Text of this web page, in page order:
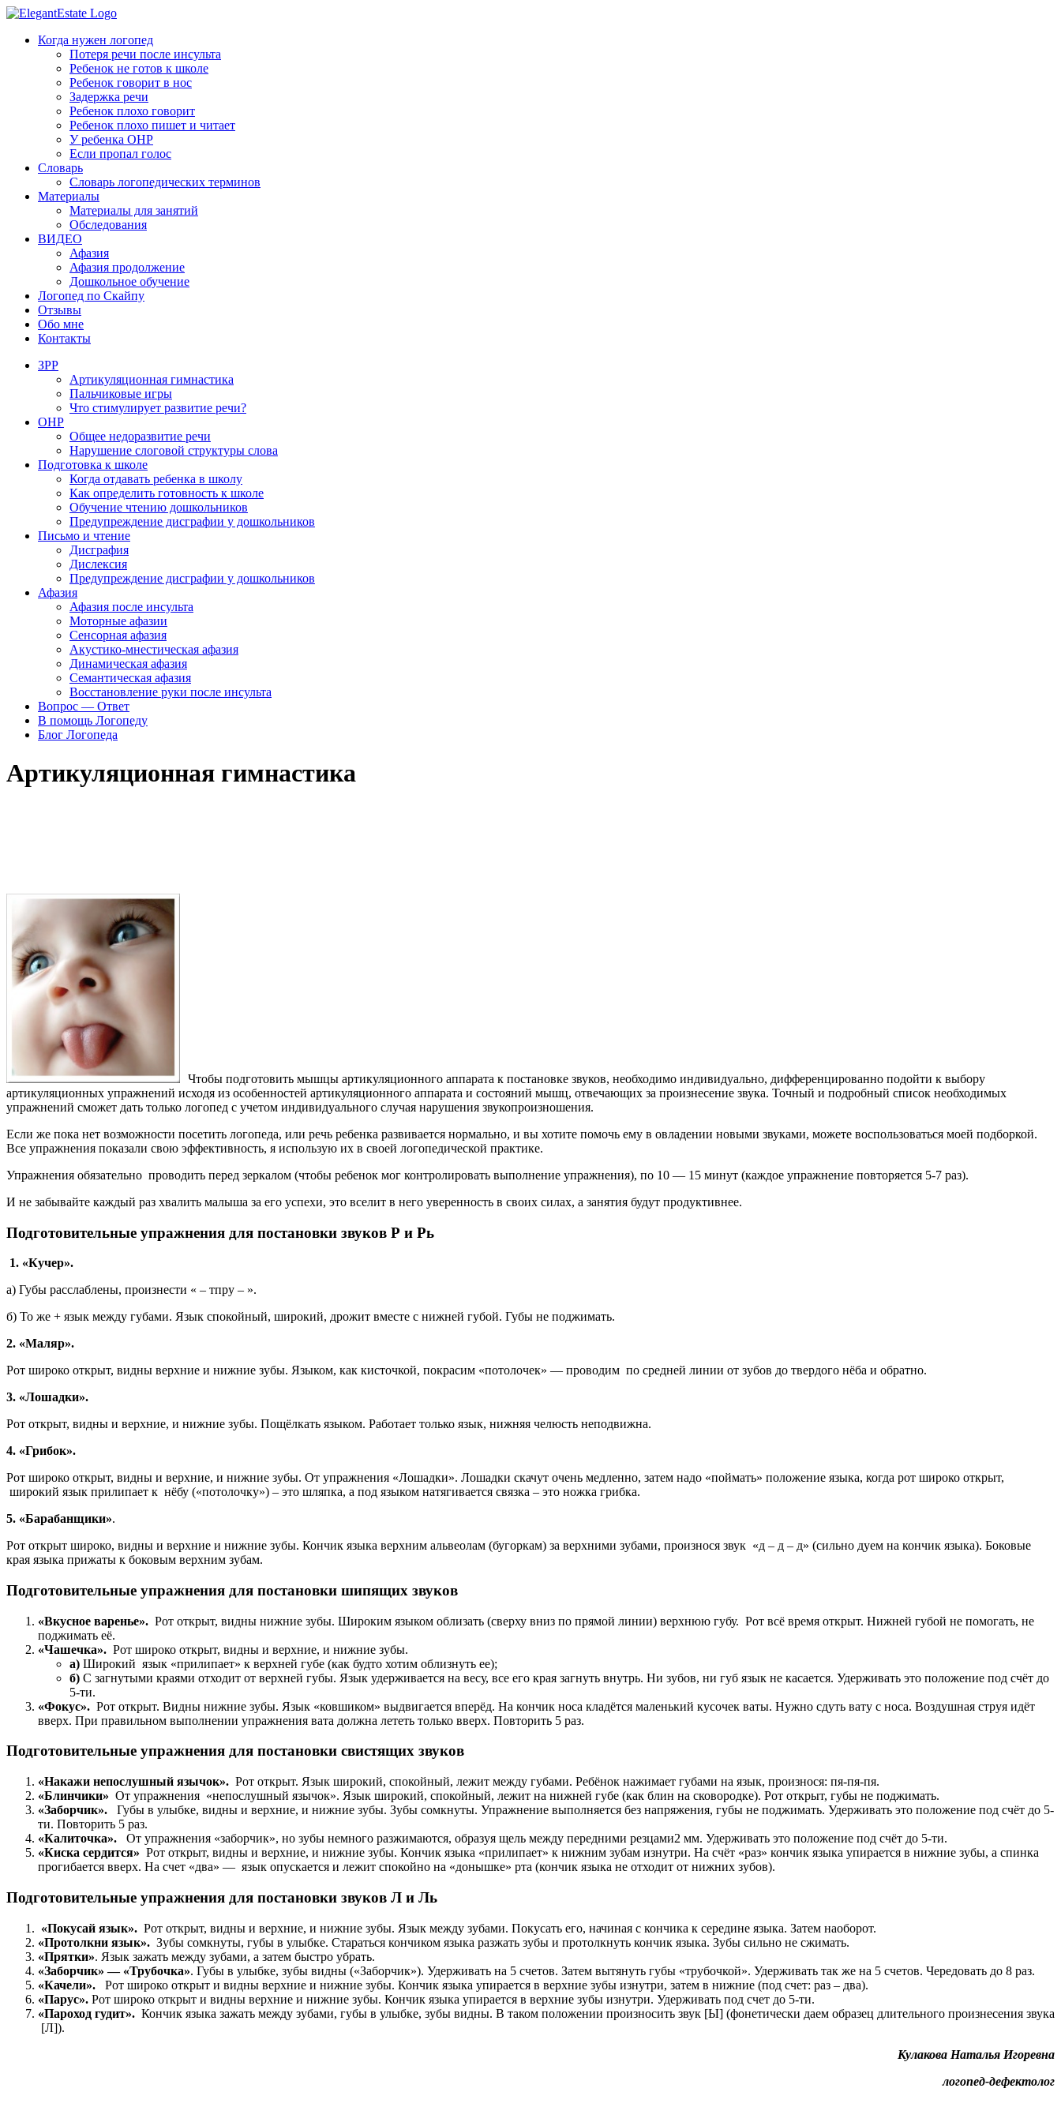
Когда нужен логопед
Потеря речи после инсульта
Ребенок не готов к школе
Ребенок говорит в нос
Задержка речи
Ребенок плохо говорит
Ребенок плохо пишет и читает
У ребенка ОНР
Если пропал голос
Словарь
Словарь логопедических терминов
Материалы
Материалы для занятий
Обследования
ВИДЕО
Афазия
Афазия продолжение
Дошкольное обучение
Логопед по Скайпу
Отзывы
Обо мне
Контакты
ЗРР
Артикуляционная гимнастика
Пальчиковые игры
Что стимулирует развитие речи?
ОНР
Общее недоразвитие речи
Нарушение слоговой структуры слова
Подготовка к школе
Когда отдавать ребенка в школу
Как определить готовность к школе
Обучение чтению дошкольников
Предупреждение дисграфии у дошкольников
Письмо и чтение
Дисграфия
Дислексия
Предупреждение дисграфии у дошкольников
Афазия
Афазия после инсульта
Моторные афазии
Сенсорная афазия
Акустико-мнестическая афазия
Динамическая афазия
Семантическая афазия
Восстановление руки после инсульта
Вопрос — Ответ
В помощь Логопеду
Блог Логопеда
Артикуляционная гимнастика
Чтобы подготовить мышцы артикуляционного аппарата к постановке звуков, необходимо индивидуально, дифференцированно подойти к выбору
артикуляционных упражнений исходя из особенностей артикуляционного аппарата и состояний мышц, отвечающих за произнесение звука. Точный и подробный список необходимых
упражнений сможет дать только логопед с учетом индивидуального случая нарушения звукопроизношения.
Если же пока нет возможности посетить логопеда, или речь ребенка развивается нормально, и вы хотите помочь ему в овладении новыми звуками, можете воспользоваться моей подборкой.
Все упражнения показали свою эффективность, я использую их в своей логопедической практике.
Упражнения обязательно проводить перед зеркалом (чтобы ребенок мог контролировать выполнение упражнения), по 10 — 15 минут (каждое упражнение повторяется 5-7 раз).
И не забывайте каждый раз хвалить малыша за его успехи, это вселит в него уверенность в своих силах, а занятия будут продуктивнее.
Подготовительные упражнения для постановки звуков Р и Рь
1. «Кучер».
а) Губы расслаблены, произнести « – тпру – ».
б) То же + язык между губами. Язык спокойный, широкий, дрожит вместе с нижней губой. Губы не поджимать.
2. «Маляр».
Рот широко открыт, видны верхние и нижние зубы. Языком, как кисточкой, покрасим «потолочек» — проводим по средней линии от зубов до твердого нёба и обратно.
3. «Лошадки».
Рот открыт, видны и верхние, и нижние зубы. Пощёлкать языком. Работает только язык, нижняя челюсть неподвижна.
4. «Грибок».
Рот широко открыт, видны и верхние, и нижние зубы. От упражнения «Лошадки». Лошадки скачут очень медленно, затем надо «поймать» положение языка, когда рот широко открыт,
широкий язык прилипает к нёбу («потолочку») – это шляпка, а под языком натягивается связка – это ножка грибка.
5. «Барабанщики».
Рот открыт широко, видны и верхние и нижние зубы. Кончик языка верхним альвеолам (бугоркам) за верхними зубами, произнося звук «д – д – д» (сильно дуем на кончик языка). Боковые
края языка прижаты к боковым верхним зубам.
Подготовительные упражнения для постановки шипящих звуков
«Вкусное варенье». Рот открыт, видны нижние зубы. Широким языком облизать (сверху вниз по прямой линии) верхнюю губу. Рот всё время открыт. Нижней губой не помогать, не
поджимать её.
«Чашечка». Рот широко открыт, видны и верхние, и нижние зубы.
а) Широкий язык «прилипает» к верхней губе (как будто хотим облизнуть ее);
б) С загнутыми краями отходит от верхней губы. Язык удерживается на весу, все его края загнуть внутрь. Ни зубов, ни губ язык не касается. Удерживать это положение под счёт до
5-ти.
«Фокус». Рот открыт. Видны нижние зубы. Язык «ковшиком» выдвигается вперёд. На кончик носа кладётся маленький кусочек ваты. Нужно сдуть вату с носа. Воздушная струя идёт
вверх. При правильном выполнении упражнения вата должна лететь только вверх. Повторить 5 раз.
Подготовительные упражнения для постановки свистящих звуков
«Накажи непослушный язычок». Рот открыт. Язык широкий, спокойный, лежит между губами. Ребёнок нажимает губами на язык, произнося: пя-пя-пя.
«Блинчики» От упражнения «непослушный язычок». Язык широкий, спокойный, лежит на нижней губе (как блин на сковородке). Рот открыт, губы не поджимать.
«Заборчик». Губы в улыбке, видны и верхние, и нижние зубы. Зубы сомкнуты. Упражнение выполняется без напряжения, губы не поджимать. Удерживать это положение под счёт до 5-
ти. Повторить 5 раз.
«Калиточка». От упражнения «заборчик», но зубы немного разжимаются, образуя щель между передними резцами2 мм. Удерживать это положение под счёт до 5-ти.
«Киска сердится» Рот открыт, видны и верхние, и нижние зубы. Кончик языка «прилипает» к нижним зубам изнутри. На счёт «раз» кончик языка упирается в нижние зубы, а спинка
прогибается вверх. На счет «два» — язык опускается и лежит спокойно на «донышке» рта (кончик языка не отходит от нижних зубов).
Подготовительные упражнения для постановки звуков Л и Ль
«Покусай язык». Рот открыт, видны и верхние, и нижние зубы. Язык между зубами. Покусать его, начиная с кончика к середине языка. Затем наоборот.
«Протолкни язык». Зубы сомкнуты, губы в улыбке. Стараться кончиком языка разжать зубы и протолкнуть кончик языка. Зубы сильно не сжимать.
«Прятки». Язык зажать между зубами, а затем быстро убрать.
«Заборчик» — «Трубочка». Губы в улыбке, зубы видны («Заборчик»). Удерживать на 5 счетов. Затем вытянуть губы «трубочкой». Удерживать так же на 5 счетов. Чередовать до 8 раз.
«Качели». Рот широко открыт и видны верхние и нижние зубы. Кончик языка упирается в верхние зубы изнутри, затем в нижние (под счет: раз – два).
«Парус». Рот широко открыт и видны верхние и нижние зубы. Кончик языка упирается в верхние зубы изнутри. Удерживать под счет до 5-ти.
«Пароход гудит». Кончик языка зажать между зубами, губы в улыбке, зубы видны. В таком положении произносить звук [Ы] (фонетически даем образец длительного произнесения звука
[Л]).
Кулакова Наталья Игоревна
логопед-дефектолог